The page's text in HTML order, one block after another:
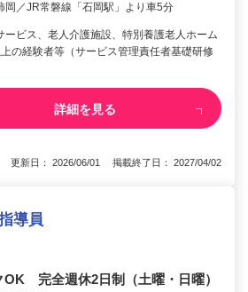
岡／JR常磐線「石岡駅」より車5分
ービス、老人介護施設、特別養護老人ホーム
の経験者等（サービス管理責任者基礎研修
詳細を見る
更新日： 2026/06/01 掲載終了日： 2027/04/02
導員
完全週休2日制（土曜・日曜）